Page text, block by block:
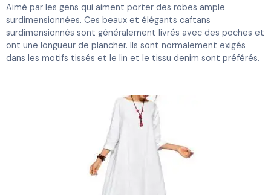
Aimé par les gens qui aiment porter des robes ample
surdimensionnées. Ces beaux et élégants caftans
surdimensionnés sont généralement livrés avec des poches et
ont une longueur de plancher. Ils sont normalement exigés
dans les motifs tissés et le lin et le tissu denim sont préférés.